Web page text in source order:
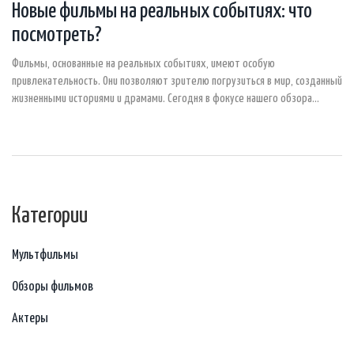
Новые фильмы на реальных событиях: что
посмотреть?
Фильмы, основанные на реальных событиях, имеют особую
привлекательность. Они позволяют зрителю погрузиться в мир, созданный
жизненными историями и драмами. Сегодня в фокусе нашего обзора
Категории
Мультфильмы
Обзоры фильмов
Актеры